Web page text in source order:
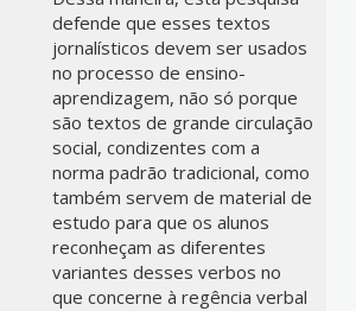
defende que esses textos
jornalísticos devem ser usados
no processo de ensino-
aprendizagem, não só porque
são textos de grande circulação
social, condizentes com a
norma padrão tradicional, como
também servem de material de
estudo para que os alunos
reconheçam as diferentes
variantes desses verbos no
que concerne à regência verbal